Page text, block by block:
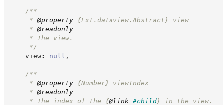
/**
* @property {Ext.dataview.Abstract}
view
* @readonly
* The view.
*/
view: null ,
/**
* @property {Number}
viewIndex
* @readonly
* The index of the {@link #child} in the view.